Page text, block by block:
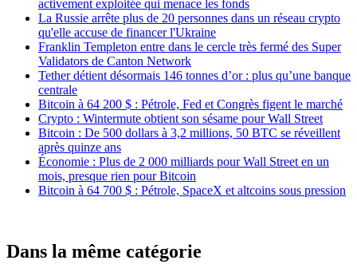
activement exploitée qui menace les fonds
La Russie arrête plus de 20 personnes dans un réseau crypto
qu'elle accuse de financer l'Ukraine
Franklin Templeton entre dans le cercle très fermé des Super
Validators de Canton Network
Tether détient désormais 146 tonnes d’or : plus qu’une banque
centrale
Bitcoin à 64 200 $ : Pétrole, Fed et Congrès figent le marché
Crypto : Wintermute obtient son sésame pour Wall Street
Bitcoin : De 500 dollars à 3,2 millions, 50 BTC se réveillent
après quinze ans
Économie : Plus de 2 000 milliards pour Wall Street en un
mois, presque rien pour Bitcoin
Bitcoin à 64 700 $ : Pétrole, SpaceX et altcoins sous pression
Dans la même catégorie